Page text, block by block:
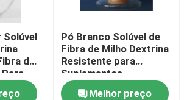
Solúvel
de
Pó Branco Solúvel de
Fibra de Milho Dextrina
Resistente para
Suplementos
Dietéticos
Melhor preço